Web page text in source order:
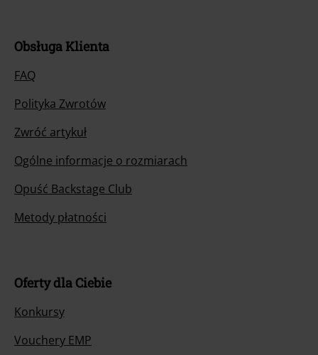
Obsługa Klienta
FAQ
Polityka Zwrotów
Zwróć artykuł
Ogólne informacje o rozmiarach
Opuść Backstage Club
Metody płatności
Oferty dla Ciebie
Konkursy
Vouchery EMP